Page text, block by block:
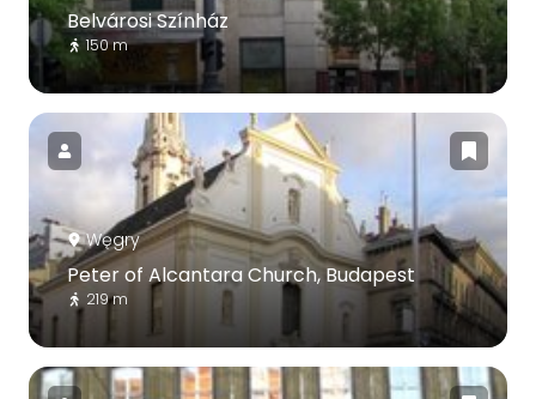
Belvárosi Színház
150 m
Węgry
Peter of Alcantara Church, Budapest
219 m